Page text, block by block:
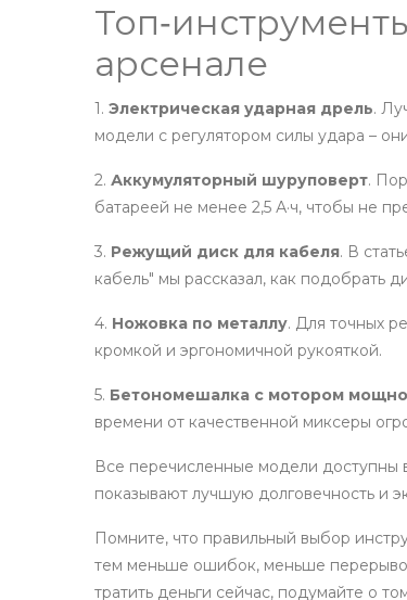
арсенале
1. Электрическая ударная дрель.
модели с регулятором силы удара –
2. Аккумуляторный шуруповерт.
батареей не менее 2,5 А·ч, чтобы не
3. Режущий диск для кабеля. В
кабель" мы рассказал, как подобрать
4. Ножовка по металлу. Для точных
кромкой и эргономичной рукояткой.
5. Бетономешалка с мотором
времени от качественной миксеры
Все перечисленные модели доступны
показывают лучшую долговечность и
Помните, что правильный выбор
тем меньше ошибок, меньше
тратить деньги сейчас, подумайте о